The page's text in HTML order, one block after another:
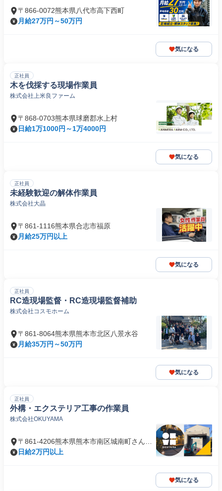
〒866-0072熊本県八代市高下西町
月給27万円～50万円
気になる
正社員
木を伐採する現場作業員
株式会社上米良ファーム
〒868-0703熊本県球磨郡水上村
日給1万1000円～1万4000円
気になる
正社員
未経験歓迎の解体作業員
株式会社大晶
〒861-1116熊本県合志市福原
月給25万円以上
気になる
正社員
RC造現場監督・RC造現場監督補助
株式会社コスモホーム
〒861-8064熊本県熊本市北区八景水谷
月給35万円～50万円
気になる
正社員
外構・エクステリア工事の作業員
株式会社OKUYAMA
〒861-4206熊本県熊本市南区城南町さんさ
ん
日給2万円以上
気になる